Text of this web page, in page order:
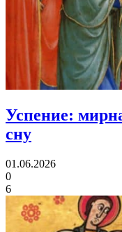
Успение:
сну
01.06.2026
0
6